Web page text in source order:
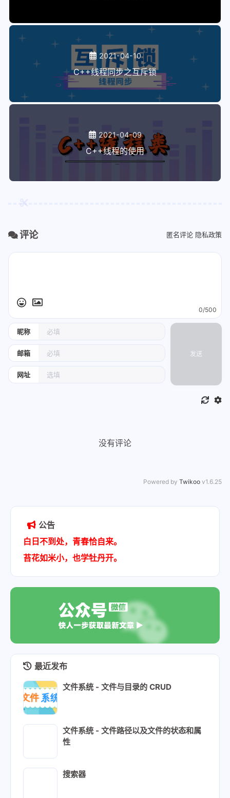
2021-04-10
C++线程同步之互斥锁
2021-04-09
C++线程的使用
评论 匿名评论 隐私政策
昵称
邮箱
网址
0/500
发送
没有评论
Powered by Twikoo v1.6.25
公告
白日不到处，青春恰自来。
苔花如米小，也学牡丹开。
最近发布
文件系统 - 文件与目录的 CRUD
文件系统 - 文件路径以及文件的状态和属
性
搜索器